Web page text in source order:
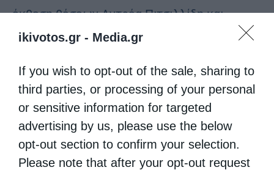
ikivotos.gr - Media.gr
If you wish to opt-out of the sale, sharing to
third parties, or processing of your personal
or sensitive information for targeted
advertising by us, please use the below
opt-out section to confirm your selection.
Please note that after your opt-out request
έκθεση θέσεων Αντρέα Πιτσιλλίδη και
σύντομα σχόλια για το σκεπτικό επιλογής
εστίαζε σε απόψεις που έχει διατυπώσει ο
πολιτικός, γύρω από τις εκτρώσεις, το γάμο,
την ομοφυλοφιλία, τη νηστεία, τα μνημόσυνα
και άλλα πολλά.